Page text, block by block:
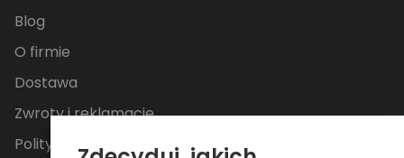
Blog
O firmie
Dostawa
Zwroty i reklamacje
Polityka Prywatności